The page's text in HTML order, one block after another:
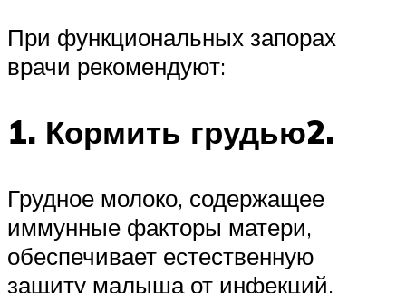
При функциональных запорах
врачи рекомендуют:
1. Кормить грудью2.
Грудное молоко, содержащее
иммунные факторы матери,
обеспечивает естественную
защиту малыша от инфекций,